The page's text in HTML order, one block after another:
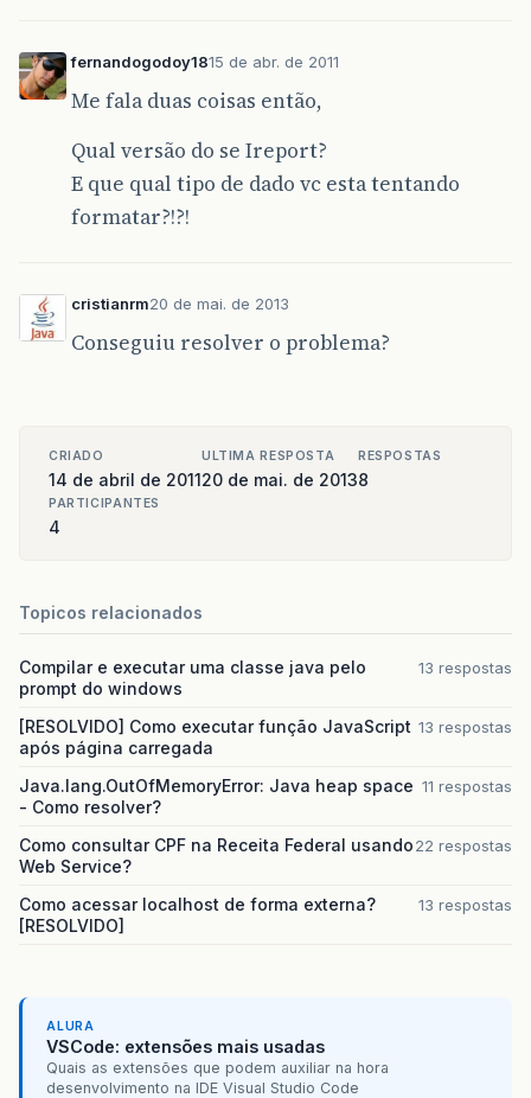
fernandogodoy1815 de abr. de 2011
Me fala duas coisas então,
Qual versão do se Ireport?
E que qual tipo de dado vc esta tentando
formatar?!?!
cristianrm20 de mai. de 2013
Conseguiu resolver o problema?
CRIADO
14 de abril de 2011
ULTIMA RESPOSTA
20 de mai. de 2013
RESPOSTAS
8
PARTICIPANTES
4
Topicos relacionados
Compilar e executar uma classe java pelo
prompt do windows
13 respostas
[RESOLVIDO] Como executar função JavaScript
após página carregada
13 respostas
Java.lang.OutOfMemoryError: Java heap space
- Como resolver?
11 respostas
Como consultar CPF na Receita Federal usando
Web Service?
22 respostas
Como acessar localhost de forma externa?
[RESOLVIDO]
13 respostas
ALURA
VSCode: extensões mais usadas
Quais as extensões que podem auxiliar na hora
desenvolvimento na IDE Visual Studio Code